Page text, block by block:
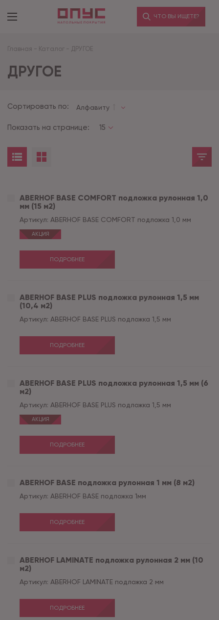
ЧТО ВЫ ИЩЕТЕ?
Главная - Каталог - ДРУГОЕ
ДРУГОЕ
Сортировать по: Алфавиту
Показать на странице: 15
ABERHOF BASE COMFORT подложка рулонная 1,0
мм (15 м2)
Артикул: ABERHOF BASE COMFORT подложка 1,0 мм
АКЦИЯ
ПОДРОБНЕЕ
ABERHOF BASE PLUS подложка рулонная 1,5 мм
(10,4 м2)
Артикул: ABERHOF BASE PLUS подложка 1,5 мм
ПОДРОБНЕЕ
ABERHOF BASE PLUS подложка рулонная 1,5 мм (6
м2)
Артикул: ABERHOF BASE PLUS подложка 1,5 мм
АКЦИЯ
ПОДРОБНЕЕ
ABERHOF BASE подложка рулонная 1 мм (8 м2)
Артикул: ABERHOF BASE подложка 1мм
ПОДРОБНЕЕ
ABERHOF LAMINATE подложка рулонная 2 мм (10
м2)
Артикул: ABERHOF LAMINATE подложка 2 мм
ПОДРОБНЕЕ